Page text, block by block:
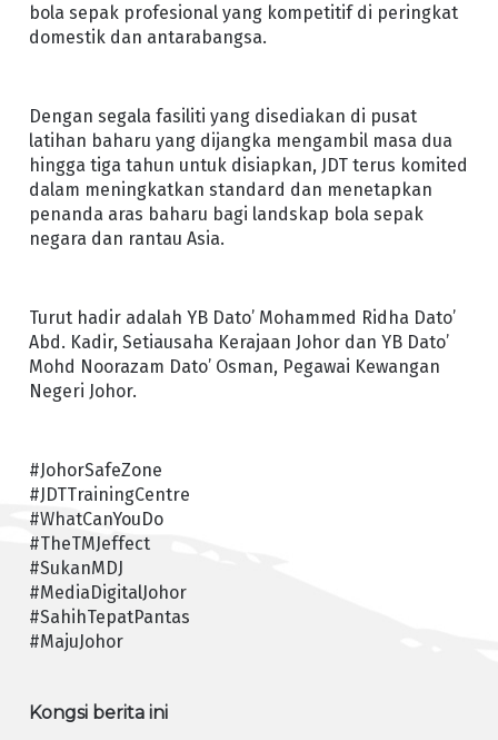
bola sepak profesional yang kompetitif di peringkat
domestik dan antarabangsa.
Dengan segala fasiliti yang disediakan di pusat
latihan baharu yang dijangka mengambil masa dua
hingga tiga tahun untuk disiapkan, JDT terus komited
dalam meningkatkan standard dan menetapkan
penanda aras baharu bagi landskap bola sepak
negara dan rantau Asia.
Turut hadir adalah YB Dato’ Mohammed Ridha Dato’
Abd. Kadir, Setiausaha Kerajaan Johor dan YB Dato’
Mohd Noorazam Dato’ Osman, Pegawai Kewangan
Negeri Johor.
#JohorSafeZone
#JDTTrainingCentre
#WhatCanYouDo
#TheTMJeffect
#SukanMDJ
#MediaDigitalJohor
#SahihTepatPantas
#MajuJohor
Kongsi berita ini